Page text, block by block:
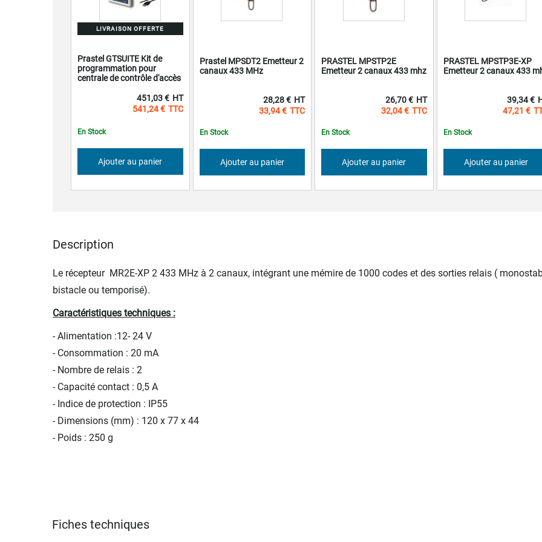
Description
Le récepteur MR2E-XP 2 433 MHz à 2 canaux, intégrant une mémire de 1000 codes et des sorties relais (
bistacle ou temporisé).
Caractéristiques techniques :
- Alimentation :12- 24 V
- Consommation : 20 mA
- Nombre de relais : 2
- Capacité contact : 0,5 A
- Indice de protection : IP55
- Dimensions (mm) : 120 x 77 x 44
- Poids : 250 g
Fiches techniques
LIVRAISON OFFERTE
Prastel GTSUITE Kit de
programmation pour
centrale de contrôle d'accès
En Stock
541,24 €
451,03 €
Ajouter au panier
Prastel MPSDT2 Emetteur 2
canaux 433 MHz
En Stock
33,94 €
28,28 €
Ajouter au panier
PRASTEL MPSTP2E
Emetteur 2 canaux 433 mhz
En Stock
32,04 €
26,70 €
Ajouter au panier
PRASTEL MPSTP3E-XP
Emetteur 2 canaux 433
En Stock
47,21 €
39,34 €
Ajouter au panier